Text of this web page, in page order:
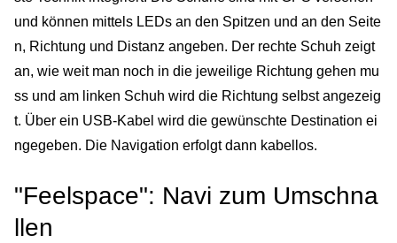
und können mittels LEDs an den Spitzen und an den Seite
n, Richtung und Distanz angeben. Der rechte Schuh zeigt
an, wie weit man noch in die jeweilige Richtung gehen mu
ss und am linken Schuh wird die Richtung selbst angezeig
t. Über ein USB-Kabel wird die gewünschte Destination ei
ngegeben. Die Navigation erfolgt dann kabellos.
"Feelspace": Navi zum Umschna
llen